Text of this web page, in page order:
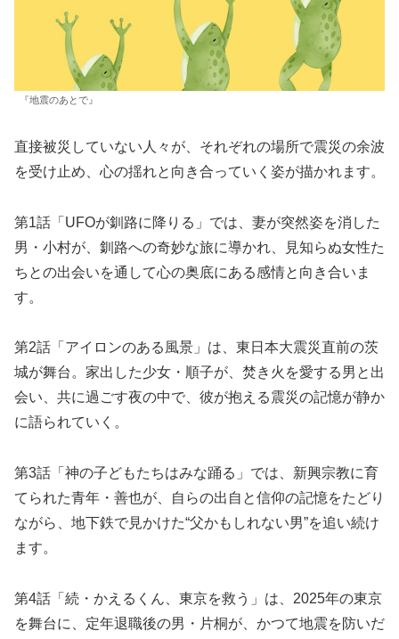
『地震のあとで』
直接被災していない人々が、それぞれの場所で震災の余波
を受け止め、心の揺れと向き合っていく姿が描かれます。
第1話「UFOが釧路に降りる」では、妻が突然姿を消した
男・小村が、釧路への奇妙な旅に導かれ、見知らぬ女性た
ちとの出会いを通して心の奥底にある感情と向き合いま
す。
第2話「アイロンのある風景」は、東日本大震災直前の茨
城が舞台。家出した少女・順子が、焚き火を愛する男と出
会い、共に過ごす夜の中で、彼が抱える震災の記憶が静か
に語られていく。
第3話「神の子どもたちはみな踊る」では、新興宗教に育
てられた青年・善也が、自らの出自と信仰の記憶をたどり
ながら、地下鉄で見かけた“父かもしれない男”を追い続け
ます。
第4話「続・かえるくん、東京を救う」は、2025年の東京
を舞台に、定年退職後の男・片桐が、かつて地震を防いだ